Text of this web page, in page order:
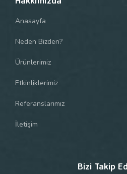
Anasayfa
Neden Bizden?
Ürünlerimiz
Etkinliklerimiz
Referanslarımız
İletişim
Bizi Takip